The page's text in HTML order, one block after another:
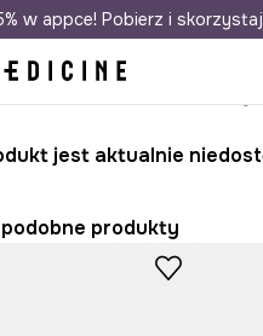
Darmowa dostawa do
w appce! Pobierz i
jest aktualnie
produkty